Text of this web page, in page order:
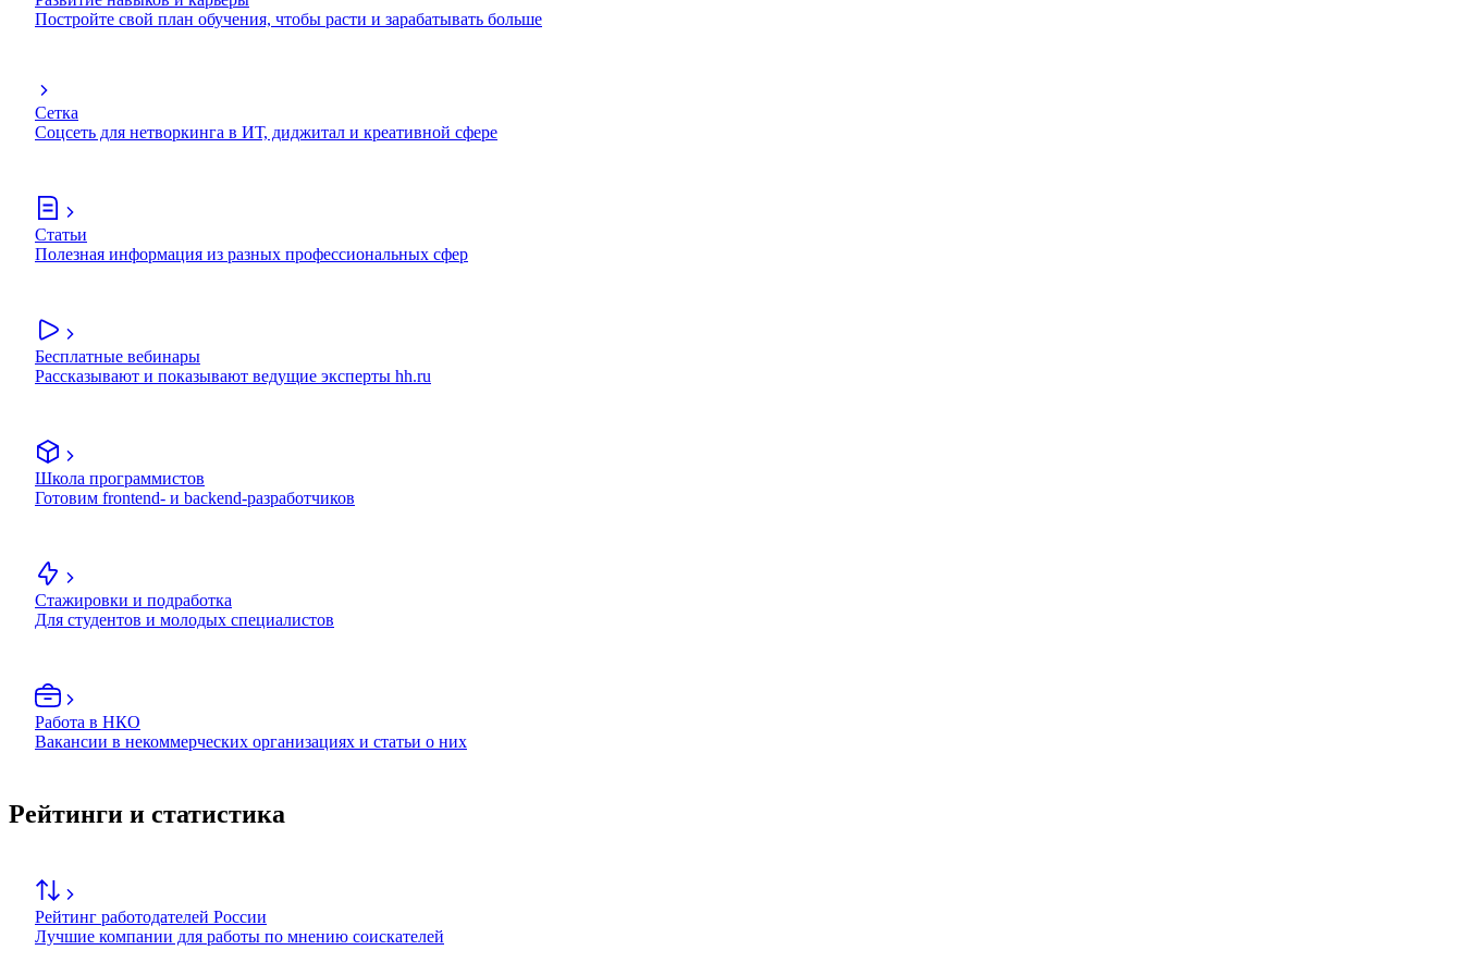
Постройте свой план обучения, чтобы расти и зарабатывать больше
Сетка
Соцсеть для нетворкинга в ИТ, диджитал и креативной сфере
Статьи
Полезная информация из разных профессиональных сфер
Бесплатные вебинары
Рассказывают и показывают ведущие эксперты hh.ru
Школа программистов
Готовим frontend- и backend-разработчиков
Стажировки и подработка
Для студентов и молодых специалистов
Работа в НКО
Вакансии в некоммерческих организациях и статьи о них
Рейтинги и статистика
Рейтинг работодателей России
Лучшие компании для работы по мнению соискателей